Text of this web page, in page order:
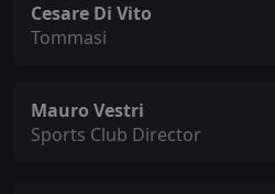
Cesare Di Vito
Tommasi
Mauro Vestri
Sports Club Director